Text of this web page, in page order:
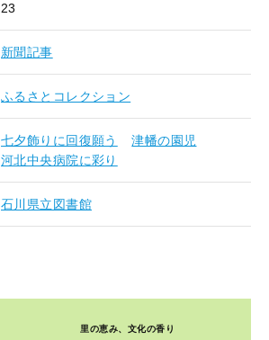
23
新聞記事
ふるさとコレクション
七夕飾りに回復願う
津幡の園児
河北中央病院に彩り
石川県立図書館
里の恵み、文化の香り